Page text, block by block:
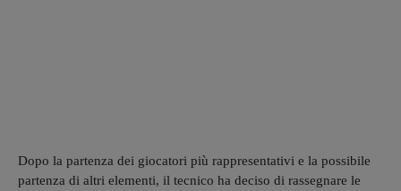
Dopo la partenza dei giocatori più rappresentativi e la possibile
partenza di altri elementi, il tecnico ha deciso di rassegnare le